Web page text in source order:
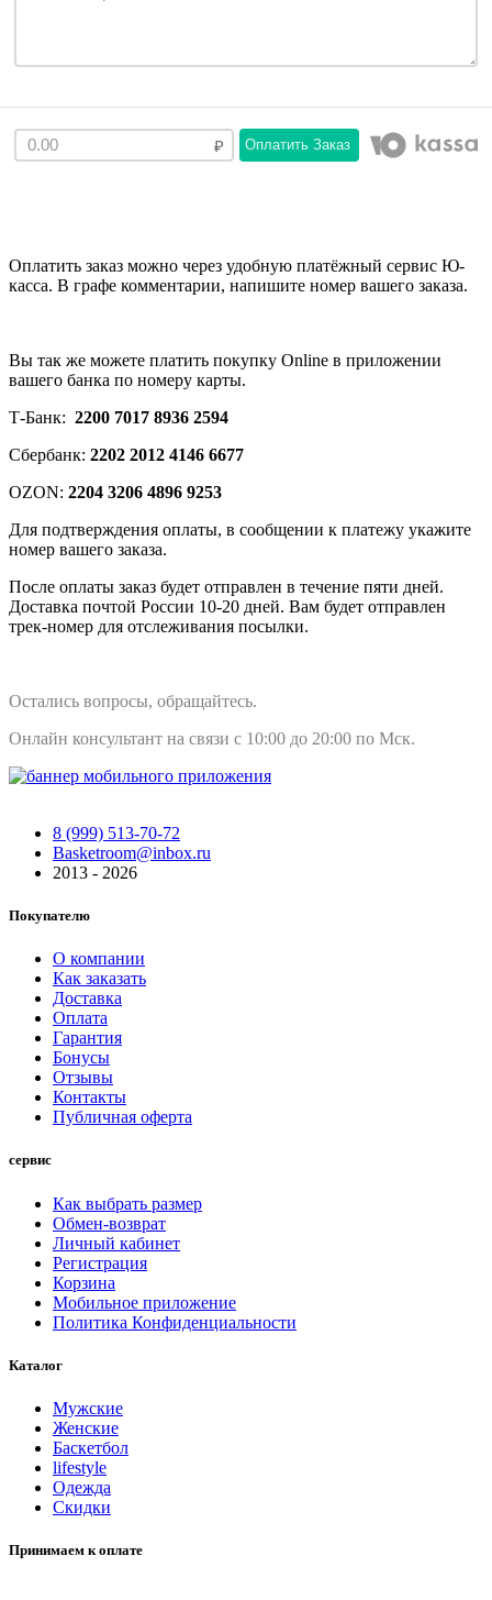
Оплатить Заказ
Оплатить заказ можно через удобную платёжный сервис Ю-
касса. В графе комментарии, напишите номер вашего заказа.
Вы так же можете платить покупку Online в приложении
вашего банка по номеру карты.
Т-Банк: 2200 7017 8936 2594
Сбербанк: 2202 2012 4146 6677
OZON: 2204 3206 4896 9253
Для подтверждения оплаты, в сообщении к платежу укажите
номер вашего заказа.
После оплаты заказ будет отправлен в течение пяти дней.
Доставка почтой России 10-20 дней. Вам будет отправлен
трек-номер для отслеживания посылки.
Остались вопросы, обращайтесь.
Онлайн консультант на связи с 10:00 до 20:00 по Мск.
8 (999) 513-70-72
Basketroom@inbox.ru
2013 - 2026
Покупателю
О компании
Как заказать
Доставка
Оплата
Гарантия
Бонусы
Отзывы
Контакты
Публичная оферта
сервис
Как выбрать размер
Обмен-возврат
Личный кабинет
Регистрация
Корзина
Мобильное приложение
Политика Конфиденциальности
Каталог
Мужские
Женские
Баскетбол
lifestyle
Одежда
Скидки
Принимаем к оплате